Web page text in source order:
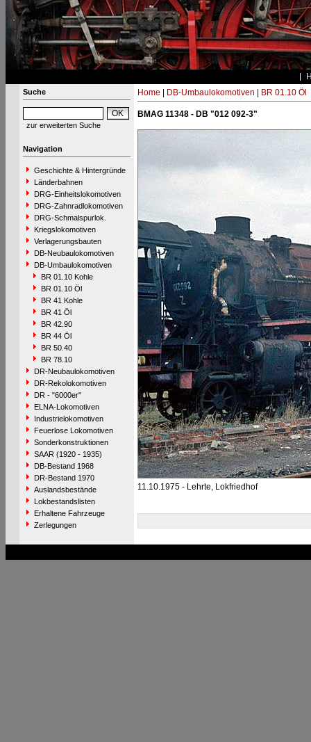
Suche
zur erweiterten Suche
Navigation
Geschichte & Hintergründe
Länderbahnen
DRG-Einheitslokomotiven
DRG-Zahnradlokomotiven
DRG-Schmalspurlok.
Kriegslokomotiven
Verlagerungsbauten
DB-Neubaulokomotiven
DB-Umbaulokomotiven
BR 01.10 Kohle
BR 01.10 Öl
BR 41 Kohle
BR 41 Öl
BR 42.90
BR 44 Öl
BR 50.40
BR 78.10
DR-Neubaulokomotiven
DR-Rekolokomotiven
DR - "6000er"
ELNA-Lokomotiven
Industrielokomotiven
Feuerlose Lokomotiven
Sonderkonstruktionen
SAAR (1920 - 1935)
DB-Bestand 1968
DR-Bestand 1970
Auslandsbestände
Lokbestandslisten
Erhaltene Fahrzeuge
Zerlegungen
Home DB-Umbaulokomotiven BR 01.10 Öl
BMAG 11348 - DB "012 092-3"
11.10.1975 - Lehrte, Lokfriedhof